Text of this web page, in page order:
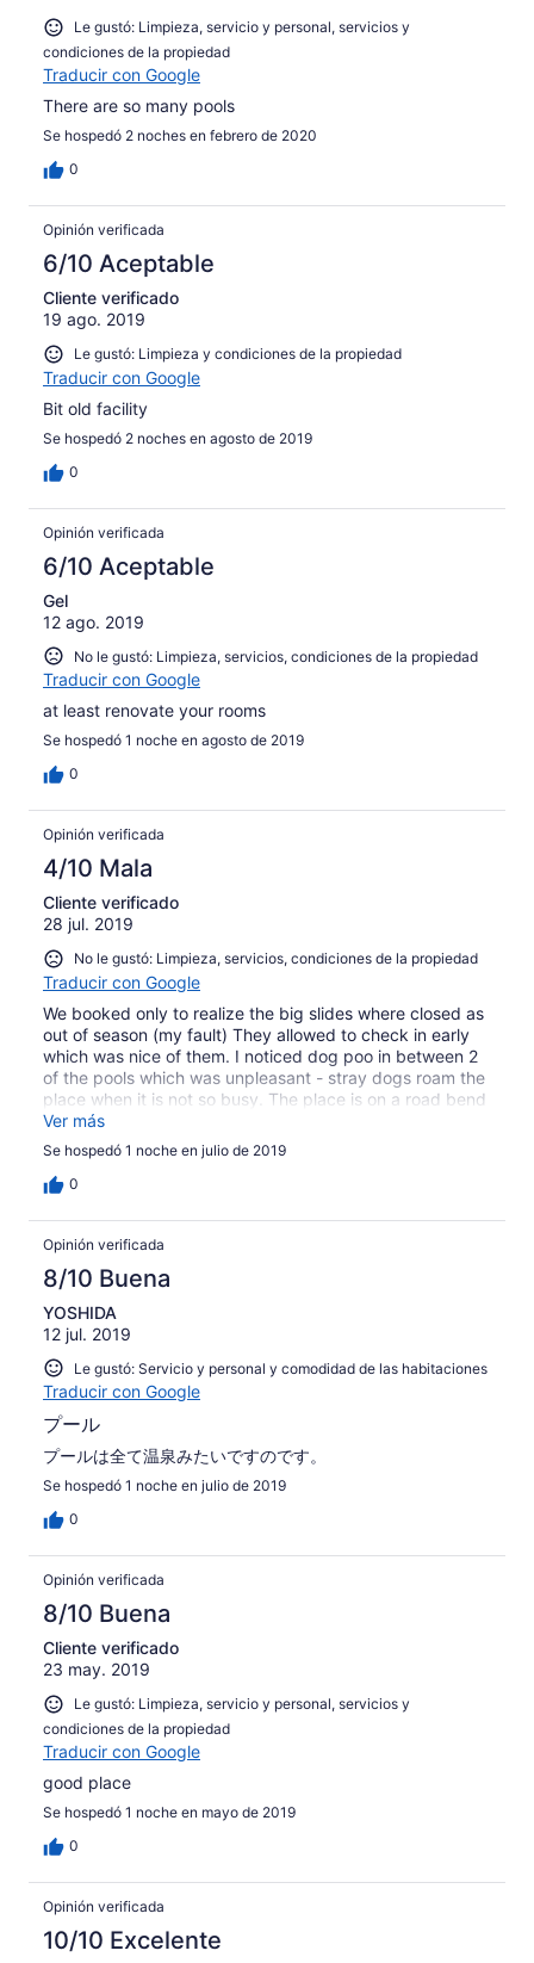
Le gustó: Limpieza, servicio y personal, servicios y
condiciones de la propiedad
Traducir con Google
There are so many pools
Se hospedó 2 noches en febrero de 2020
0
Opinión verificada
6/10 Aceptable
Cliente verificado
19 ago. 2019
Le gustó: Limpieza y condiciones de la propiedad
Traducir con Google
Bit old facility
Se hospedó 2 noches en agosto de 2019
0
Opinión verificada
6/10 Aceptable
Gel
12 ago. 2019
No le gustó: Limpieza, servicios, condiciones de la propiedad
Traducir con Google
at least renovate your rooms
Se hospedó 1 noche en agosto de 2019
0
Opinión verificada
4/10 Mala
Cliente verificado
28 jul. 2019
No le gustó: Limpieza, servicios, condiciones de la propiedad
Traducir con Google
We booked only to realize the big slides where closed as
out of season (my fault) They allowed to check in early
which was nice of them. I noticed dog poo in between 2
of the pools which was unpleasant - stray dogs roam the
place when it is not so busy. The place is on a road bend
where the vehicles are often traveling @ speed so be
careful. The showers in the room were cold but bearable.
The breakfast was nice and the staff were friendly on the
whole. 3/10
Ver más
Se hospedó 1 noche en julio de 2019
0
Opinión verificada
8/10 Buena
YOSHIDA
12 jul. 2019
Le gustó: Servicio y personal y comodidad de las habitaciones
Traducir con Google
プール
プールは全て温泉みたいですのです。
Se hospedó 1 noche en julio de 2019
0
Opinión verificada
8/10 Buena
Cliente verificado
23 may. 2019
Le gustó: Limpieza, servicio y personal, servicios y
condiciones de la propiedad
Traducir con Google
good place
Se hospedó 1 noche en mayo de 2019
0
Opinión verificada
10/10 Excelente